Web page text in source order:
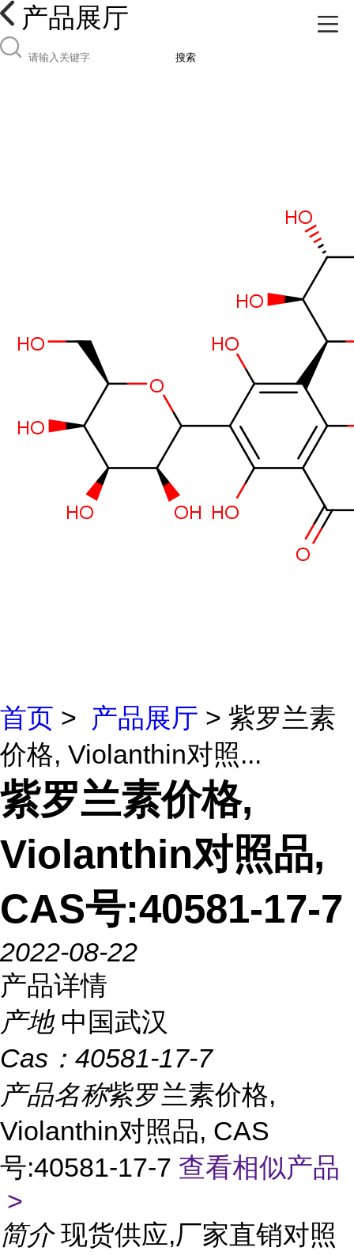
产品展厅
搜索
首页 > 产品展厅 > 紫罗兰素
价格, Violanthin对照...
紫罗兰素价格,
Violanthin对照品,
CAS号:40581-17-7
2022-08-22
产品详情
产地 中国武汉
Cas： 40581-17-7
产品名称紫罗兰素价格,
Violanthin对照品, CAS
号:40581-17-7 查看相似产品
>
简介 现货供应,厂家直销对照